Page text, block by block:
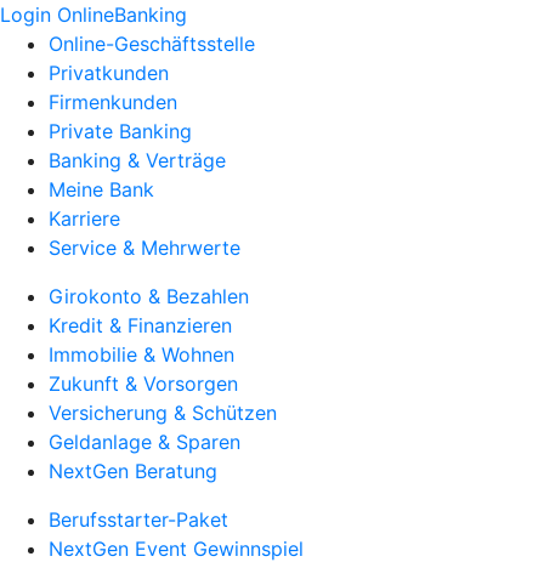
Login OnlineBanking
Online-Geschäftsstelle
Privatkunden
Firmenkunden
Private Banking
Banking & Verträge
Meine Bank
Karriere
Service & Mehrwerte
Girokonto & Bezahlen
Kredit & Finanzieren
Immobilie & Wohnen
Zukunft & Vorsorgen
Versicherung & Schützen
Geldanlage & Sparen
NextGen Beratung
Berufsstarter-Paket
NextGen Event Gewinnspiel